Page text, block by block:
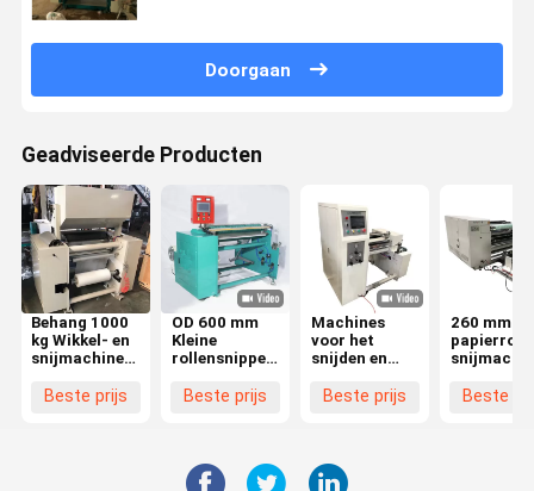
Doorgaan
Geadviseerde Producten
Behang 1000
kg Wikkel- en
snijmachine
Roll Thermal
Beste prijs
OD 600 mm
Kleine
rollensnipper
Rewinding
mm
Beste prijs
Machines
voor het
snijden en
met hoge
Beste prijs
260 mm
papierrol
1600 mm
Beste